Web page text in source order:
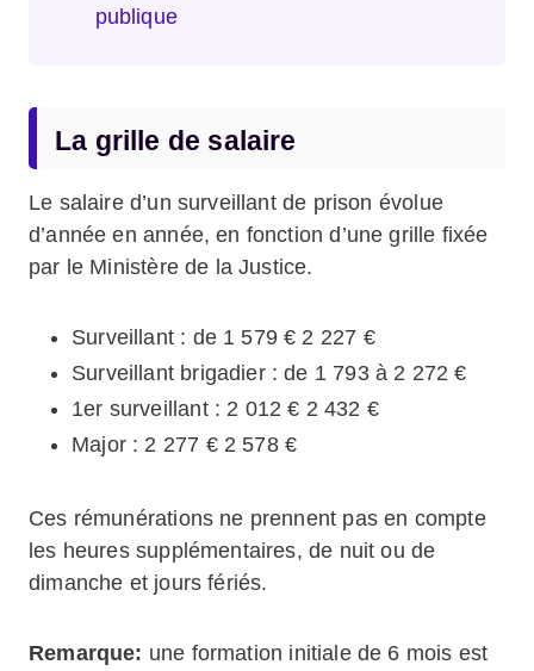
publique
La grille de salaire
Le salaire d’un surveillant de prison évolue
d’année en année, en fonction d’une grille fixée
par le Ministère de la Justice.
Surveillant : de 1 579 € 2 227 €
Surveillant brigadier : de 1 793 à 2 272 €
1er surveillant : 2 012 € 2 432 €
Major : 2 277 € 2 578 €
Ces rémunérations ne prennent pas en compte
les heures supplémentaires, de nuit ou de
dimanche et jours fériés.
Remarque: une formation initiale de 6 mois est